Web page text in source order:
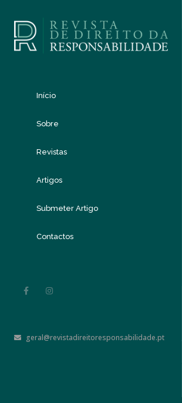
Início
Sobre
Revistas
Artigos
Submeter Artigo
Contactos
geral@revistadireitoresponsabilidade.pt